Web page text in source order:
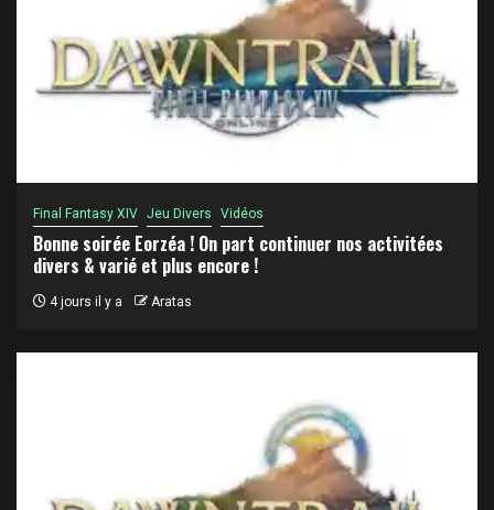
Final Fantasy XIV Jeu Divers Vidéos
Bonne soirée Eorzéa ! On part continuer nos activitées
divers & varié et plus encore !
4 jours il y a Aratas